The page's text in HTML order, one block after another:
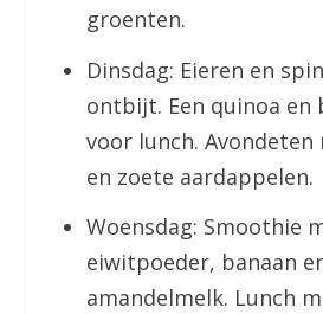
groenten.
Dinsdag: Eieren en
ontbijt. Een quinoa en
voor lunch.
en zoete aardappelen.
Woensdag: Smoothie
eiwitpoeder, banaan
amandelmelk. Lunch